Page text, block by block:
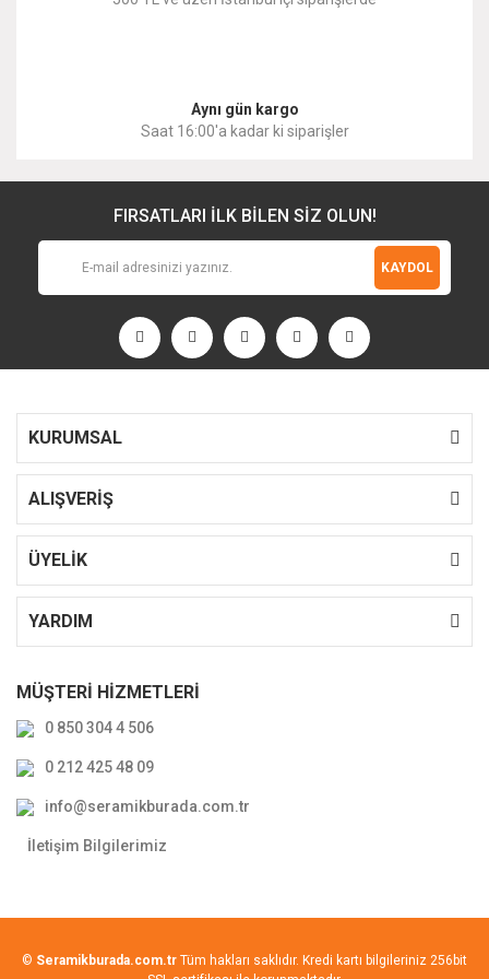
Aynı gün kargo
Saat 16:00'a kadar ki siparişler
FIRSATLARI İLK BİLEN SİZ OLUN!
KAYDOL
KURUMSAL
ALIŞVERİŞ
ÜYELİK
YARDIM
MÜŞTERİ HİZMETLERİ
0 850 304 4 506
0 212 425 48 09
info@seramikburada.com.tr
İletişim Bilgilerimiz
© Seramikburada.com.tr Tüm hakları saklıdır. Kredi kartı bilgileriniz 256bit